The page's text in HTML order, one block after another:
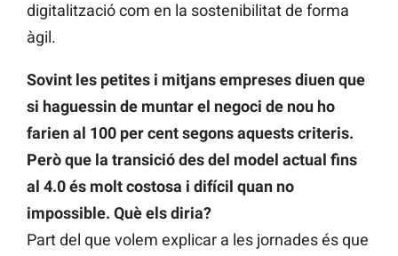
digitalització com en la sostenibilitat de forma
àgil.
Sovint les petites i mitjans empreses diuen que
si haguessin de muntar el negoci de nou ho
farien al 100 per cent segons aquests criteris.
Però que la transició des del model actual fins
al 4.0 és molt costosa i difícil quan no
impossible. Què els diria?
Part del que volem explicar a les jornades és que